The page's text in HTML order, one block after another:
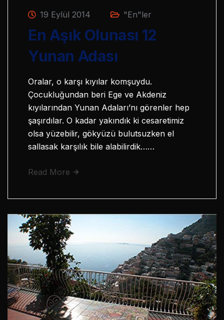
19 Eylül 2014 "En"ler
En Aşık Olunası 12
Yunan Adası
Oralar, o karşı kıyılar komşuydu.
Çocukluğundan beri Ege ve Akdeniz
kıyılarından Yunan Adaları’nı görenler hep
şaşırdılar. O kadar yakındık ki cesaretimiz
olsa yüzebilir, gökyüzü bulutsuzken el
sallasak karşılık bile alabilirdik……
Read More